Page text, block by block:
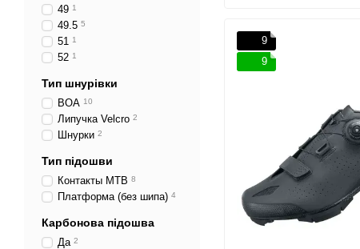
9
9
49 1
49.5 5
51 1
52 1
Тип шнурівки
BOA 10
Липучка Velcro 2
Шнурки 2
Тип підошви
Контакты MTB 8
Платформа (без шипа) 4
Карбонова підошва
Да 2